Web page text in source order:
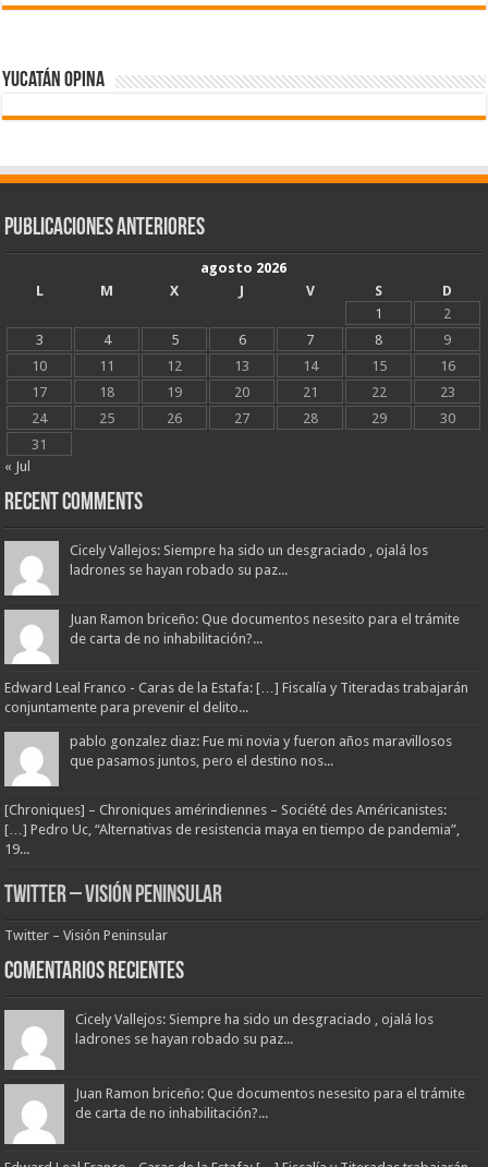
Yucatán Opina
Publicaciones Anteriores
agosto 2026
L
M X J V S
D
1
2
3
4 5 6 7 8
9
10
11 12 13 14 15
16
17
18 19 20 21 22
23
24
25 26 27 28 29
30
31
« Jul
Recent Comments
Cicely Vallejos: Siempre ha sido un desgraciado , ojalá los
ladrones se hayan robado su paz...
Juan Ramon briceño: Que documentos nesesito para el trámite
de carta de no inhabilitación?...
Edward Leal Franco - Caras de la Estafa: […] Fiscalía y Titeradas trabajarán
conjuntamente para prevenir el delito...
pablo gonzalez diaz: Fue mi novia y fueron años maravillosos
que pasamos juntos, pero el destino nos...
[Chroniques] – Chroniques amérindiennes – Société des Américanistes:
[…] Pedro Uc, “Alternativas de resistencia maya en tiempo de pandemia”,
19...
Twitter – Visión Peninsular
Twitter – Visión Peninsular
Comentarios Recientes
Cicely Vallejos: Siempre ha sido un desgraciado , ojalá los
ladrones se hayan robado su paz...
Juan Ramon briceño: Que documentos nesesito para el trámite
de carta de no inhabilitación?...